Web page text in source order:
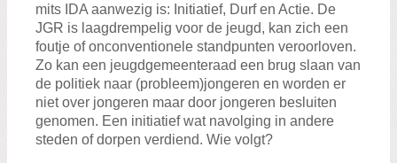
mits IDA aanwezig is: Initiatief, Durf en Actie. De
JGR is laagdrempelig voor de jeugd, kan zich een
foutje of onconventionele standpunten veroorloven.
Zo kan een jeugdgemeenteraad een brug slaan van
de politiek naar (probleem)jongeren en worden er
niet over jongeren maar door jongeren besluiten
genomen. Een initiatief wat navolging in andere
steden of dorpen verdiend. Wie volgt?